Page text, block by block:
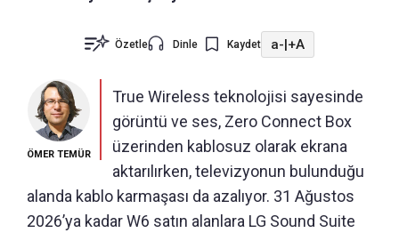
Özetle Dinle Kaydet a-|+A
ÖMER TEMÜR
True Wireless teknolojisi sayesinde
görüntü ve ses, Zero Connect Box
üzerinden kablosuz olarak ekrana
aktarılırken, televizyonun bulunduğu
alanda kablo karmaşası da azalıyor. 31 Ağustos
2026’ya kadar W6 satın alanlara LG Sound Suite